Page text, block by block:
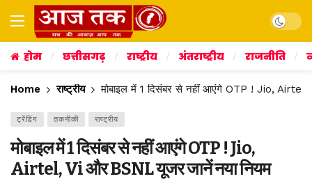
Dark
होम छत्तीसगढ़ राष्ट्रीय अंतराष्ट्रीय राजनीति
Home राष्ट्रीय मोबाइल में 1 दिसंबर से नहीं आएंगे OTP ! Jio,
ट्रेंडिंग तकनीकी राष्ट्रीय
मोबाइल में 1 दिसंबर से नहीं आएंगे OTP ! Jio,
Airtel, Vi और BSNL यूजर जानें नया नियम